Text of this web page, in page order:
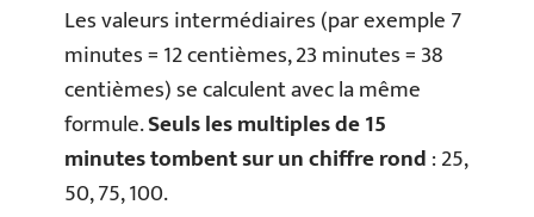
Les valeurs intermédiaires (par exemple 7
minutes = 12 centièmes, 23 minutes = 38
centièmes) se calculent avec la même
formule.Seuls les multiples de 15
minutes tombent sur un chiffre rond: 25,
50, 75, 100.